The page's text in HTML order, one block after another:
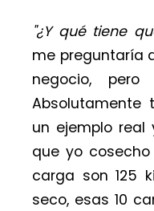
"¿Y qué tiene
me preguntaría
negocio,
Absolutamente
un ejemplo real
que yo
carga son 125
seco, esas 10